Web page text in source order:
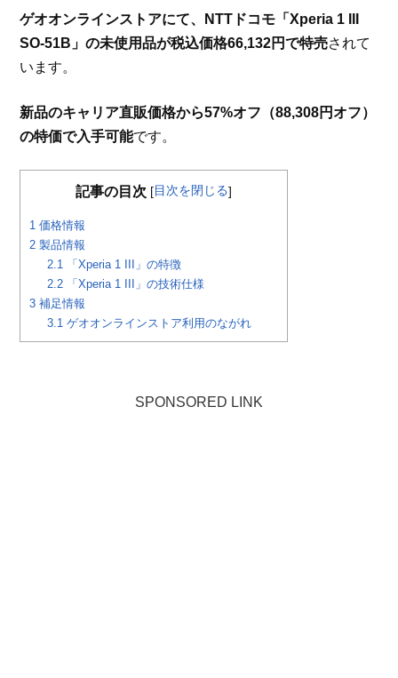
ゲオオンラインストアにて、NTTドコモ「Xperia 1 III
SO-51B」の未使用品が税込価格66,132円で特売されて
います。
新品のキャリア直販価格から57%オフ（88,308円オフ）
の特価で入手可能です。
記事の目次 [目次を閉じる]
1 価格情報
2 製品情報
2.1
「Xperia 1 III」の特徴
2.2 「Xperia 1 III」の技術仕様
3 補足情報
3.1 ゲオオンラインストア利用のながれ
SPONSORED LINK